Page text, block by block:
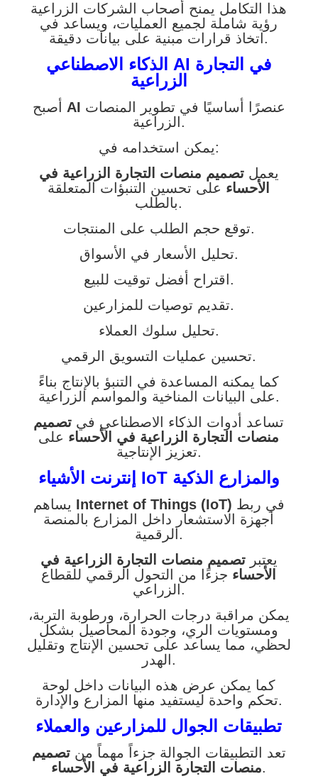
هذا التكامل يمنح أصحاب الشركات الزراعية
رؤية شاملة لجميع العمليات، ويساعد في
اتخاذ قرارات مبنية على بيانات دقيقة.
الذكاء الاصطناعي AI في التجارة
الزراعية
AI
الزراعية.
يمكن استخدامه في:
يعملتصميم منصات التجارة الزراعية في
الأحساء على تحسين التنبؤات المتعلقة
بالطلب.
توقع حجم الطلب على المنتجات.
تحليل الأسعار في الأسواق.
اقتراح أفضل توقيت للبيع.
تقديم توصيات للمزارعين.
تحليل سلوك العملاء.
تحسين عمليات التسويق الرقمي.
كما يمكنه المساعدة في التنبؤ بالإنتاج بناءً
على البيانات المناخية والمواسم الزراعية.
تساعد أدوات الذكاء الاصطناعي في تصميم
منصات التجارة الزراعية في الأحساء على
تعزيز الإنتاجية.
إنترنت الأشياء IoT والمزارع الذكية
Internet of Things (IoT)
أجهزة الاستشعار داخل المزارع بالمنصة
الرقمية.
يعتبرتصميم منصات التجارة الزراعية في
الأحساء جزءًا من التحول الرقمي للقطاع
الزراعي.
يمكن مراقبة درجات الحرارة، ورطوبة التربة،
ومستويات الري، وجودة المحاصيل بشكل
لحظي، مما يساعد على تحسين الإنتاج وتقليل
الهدر.
كما يمكن عرض هذه البيانات داخل لوحة
تحكم واحدة ليستفيد منها المزارع والإدارة.
تطبيقات الجوال للمزارعين والعملاء
تعد التطبيقات الجوالة جزءاً مهماً منتصميم
منصات التجارة الزراعية في الأحساء.